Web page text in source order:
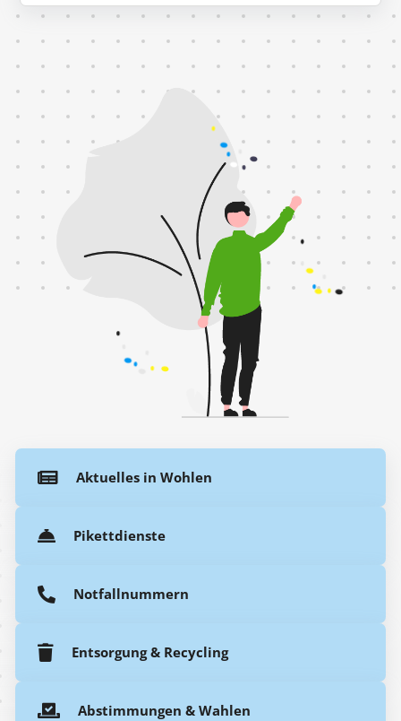
Aktuelles in Wohlen
Pikettdienste
Notfallnummern
Entsorgung & Recycling
Abstimmungen & Wahlen